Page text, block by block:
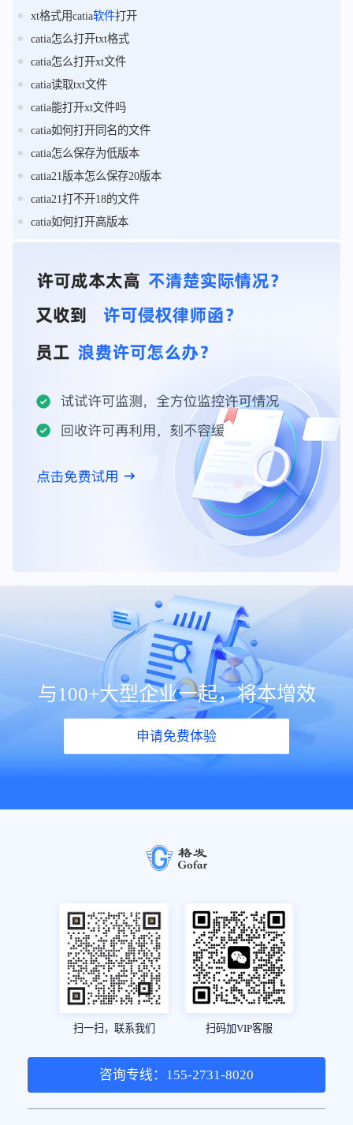
xt格式用catia软件打开
catia怎么打开txt格式
catia怎么打开xt文件
catia读取txt文件
catia能打开xt文件吗
catia如何打开同名的文件
catia怎么保存为低版本
catia21版本怎么保存20版本
catia21打不开18的文件
catia如何打开高版本
与100+大型企业一起，将本增效
申请免费体验
扫一扫，联系我们 扫码加VIP客服
咨询专线：155-2731-8020